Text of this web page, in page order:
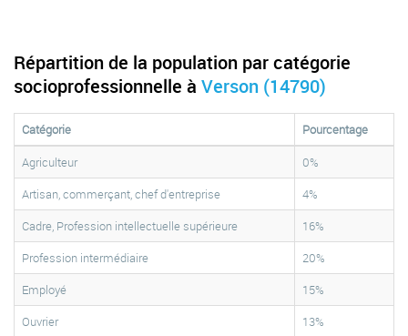
Répartition de la population par catégorie
socioprofessionnelle à Verson (14790)
Catégorie
Pourcentage
Agriculteur
0%
Artisan, commerçant, chef d'entreprise
4%
Cadre, Profession intellectuelle supérieure
16%
Profession intermédiaire
20%
Employé
15%
Ouvrier
13%